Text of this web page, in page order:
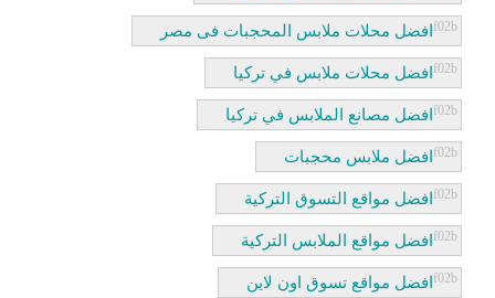
افضل محلات ملابس المحجبات فى مصر
افضل محلات ملابس في تركيا
افضل مصانع الملابس في تركيا
افضل ملابس محجبات
افضل مواقع التسوق التركية
افضل مواقع الملابس التركية
افضل مواقع تسوق اون لاين